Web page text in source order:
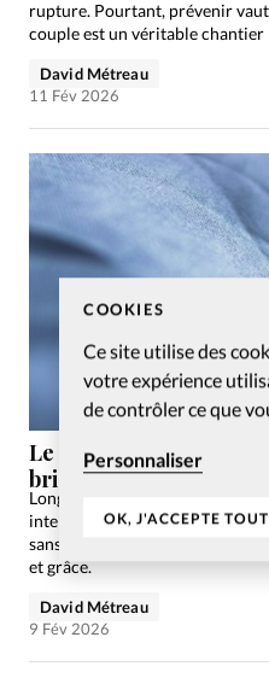
COOKIES
Ce site utilise des
votre expérience
de contrôler ce que
Personnaliser
OK, J'ACCEPTE TOUT
rupture. Pourtant, prévenir
couple est un véritable chantier
David Métreau
11 Fév 2026
Le divorce chez les
briser avec grâce et
Longtemps tabou dans les
interroge aujourd’hui l’Église
sans juger ni banaliser. Une
et grâce.
David Métreau
9 Fév 2026